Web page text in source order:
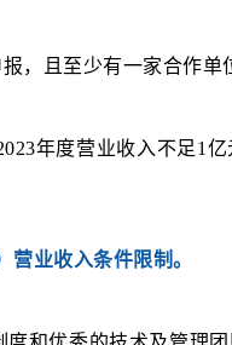
，且至少有一家合作单
年度营业收入不足1
营业收入条件限制。